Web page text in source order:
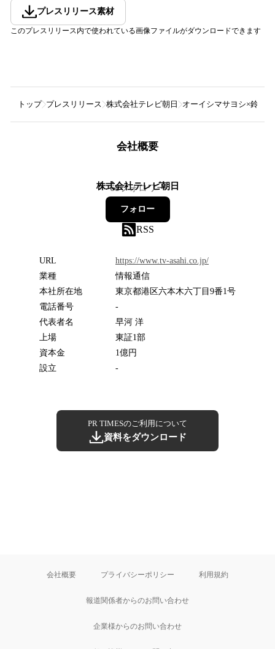
プレスリリース素材
このプレスリリース内で使われている画像ファイルがダウンロードできます
トップ プレスリリース 株式会社テレビ朝日 オーイシマサヨシ×鈴木
会社概要
株式会社テレビ朝日
68フォロワー
フォロー
RSS
URL
https://www.tv-asahi.co.jp/
業種
情報通信
本社所在地
東京都港区六本木六丁目9番1号
電話番号
-
代表者名
早河 洋
上場
東証1部
資本金
1億円
設立
-
PR TIMESのご利用について
資料をダウンロード
会社概要 プライバシーポリシー 利用規約
報道関係者からのお問い合わせ
企業様からのお問い合わせ